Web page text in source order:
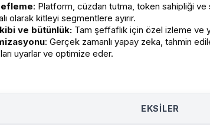
: Platform, cüzdan tutma, token sahipliği
olarak kitleyi segmentlere ayırır.
ve bütünlük: Tam şeffaflık için özel izleme ve
: Gerçek zamanlı yapay zeka, tahmin
uyarlar ve optimize eder.
EKSILER